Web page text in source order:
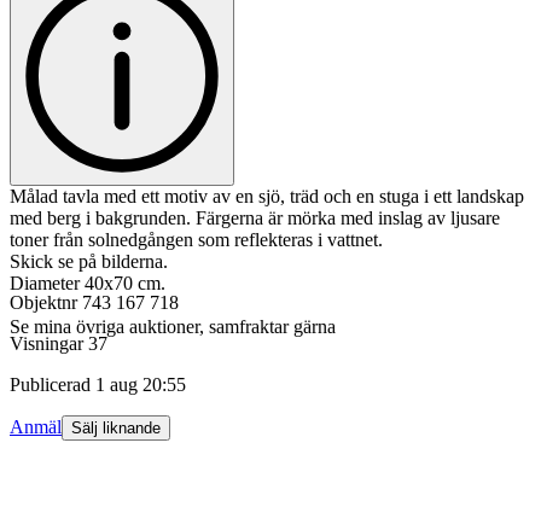
Målad tavla med ett motiv av en sjö, träd och en stuga i ett landskap
med berg i bakgrunden. Färgerna är mörka med inslag av ljusare
toner från solnedgången som reflekteras i vattnet.
Skick se på bilderna.
Diameter 40x70 cm.
Se mina övriga auktioner, samfraktar gärna
Objektnr 743 167 718
Visningar 37
Publicerad 1 aug 20:55
Anmäl Sälj liknande